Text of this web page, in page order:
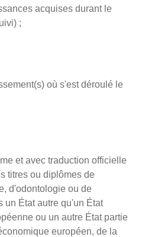
acquises durant le
;
où s'est déroulé le
et avec traduction officielle
titres ou diplômes de
d'odontologie ou de
un État autre qu'un État
ou un autre État partie
européen, de la